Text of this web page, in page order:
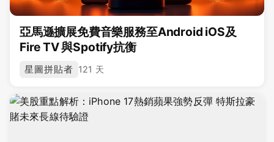
亞馬遜擴展免費音樂服務至Android iOS及
Fire TV 與Spotify抗衡
星圖拼貼者 121 天